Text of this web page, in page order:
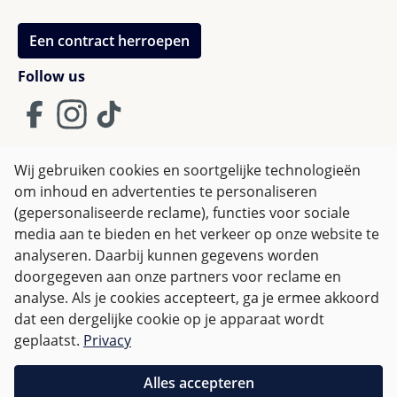
boodschappen of speelgoed.
oogopslag
Aanbevolen gebruik kinderwagen: 6 maanden
tot 22 kg
Aanbevolen gebruik wieg:
Vanaf geboorte tot
9 kg
Aanbevolen gebruik autostoeltje:
40–83 cm |
vanaf geboorte tot max. 13 kg
Gewicht travel‑system:
ca. 14,7 kg (zonder
bumper bar en zitkussen)
Afmetingen (L × B × H): 83 × 63 × 123 cm
Ingeklapt (L × B × H):
21,6 cm, Achterwielen:
Follow us
Een contract herroepen
Algemene Voorwaarden
Privacy policy & Cookies
Herroepingsrecht
Alle prijzen incl. btw plusverzendkosten en eventuele
bezorgkosten, indien niet anders vermeld.
verzendkostenvrij.
Wij gebruiken cookies en soortgelijke technologieën
om inhoud en advertenties te personaliseren
(gepersonaliseerde reclame), functies voor sociale
media aan te bieden en het verkeer op onze website te
analyseren. Daarbij kunnen gegevens worden
doorgegeven aan onze partners voor reclame en
analyse. Als je cookies accepteert, ga je ermee akkoord
dat een dergelijke cookie op je apparaat wordt
geplaatst. Privacy
Alles accepteren